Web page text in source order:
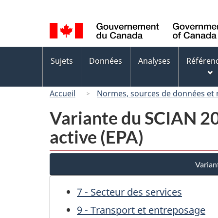
de
la
langue
des
Sujets Données Analyses
Accueil Normes, sources de données et
Variante du SCIAN
active (EPA)
7 - Secteur des services
9 - Transport et entreposage